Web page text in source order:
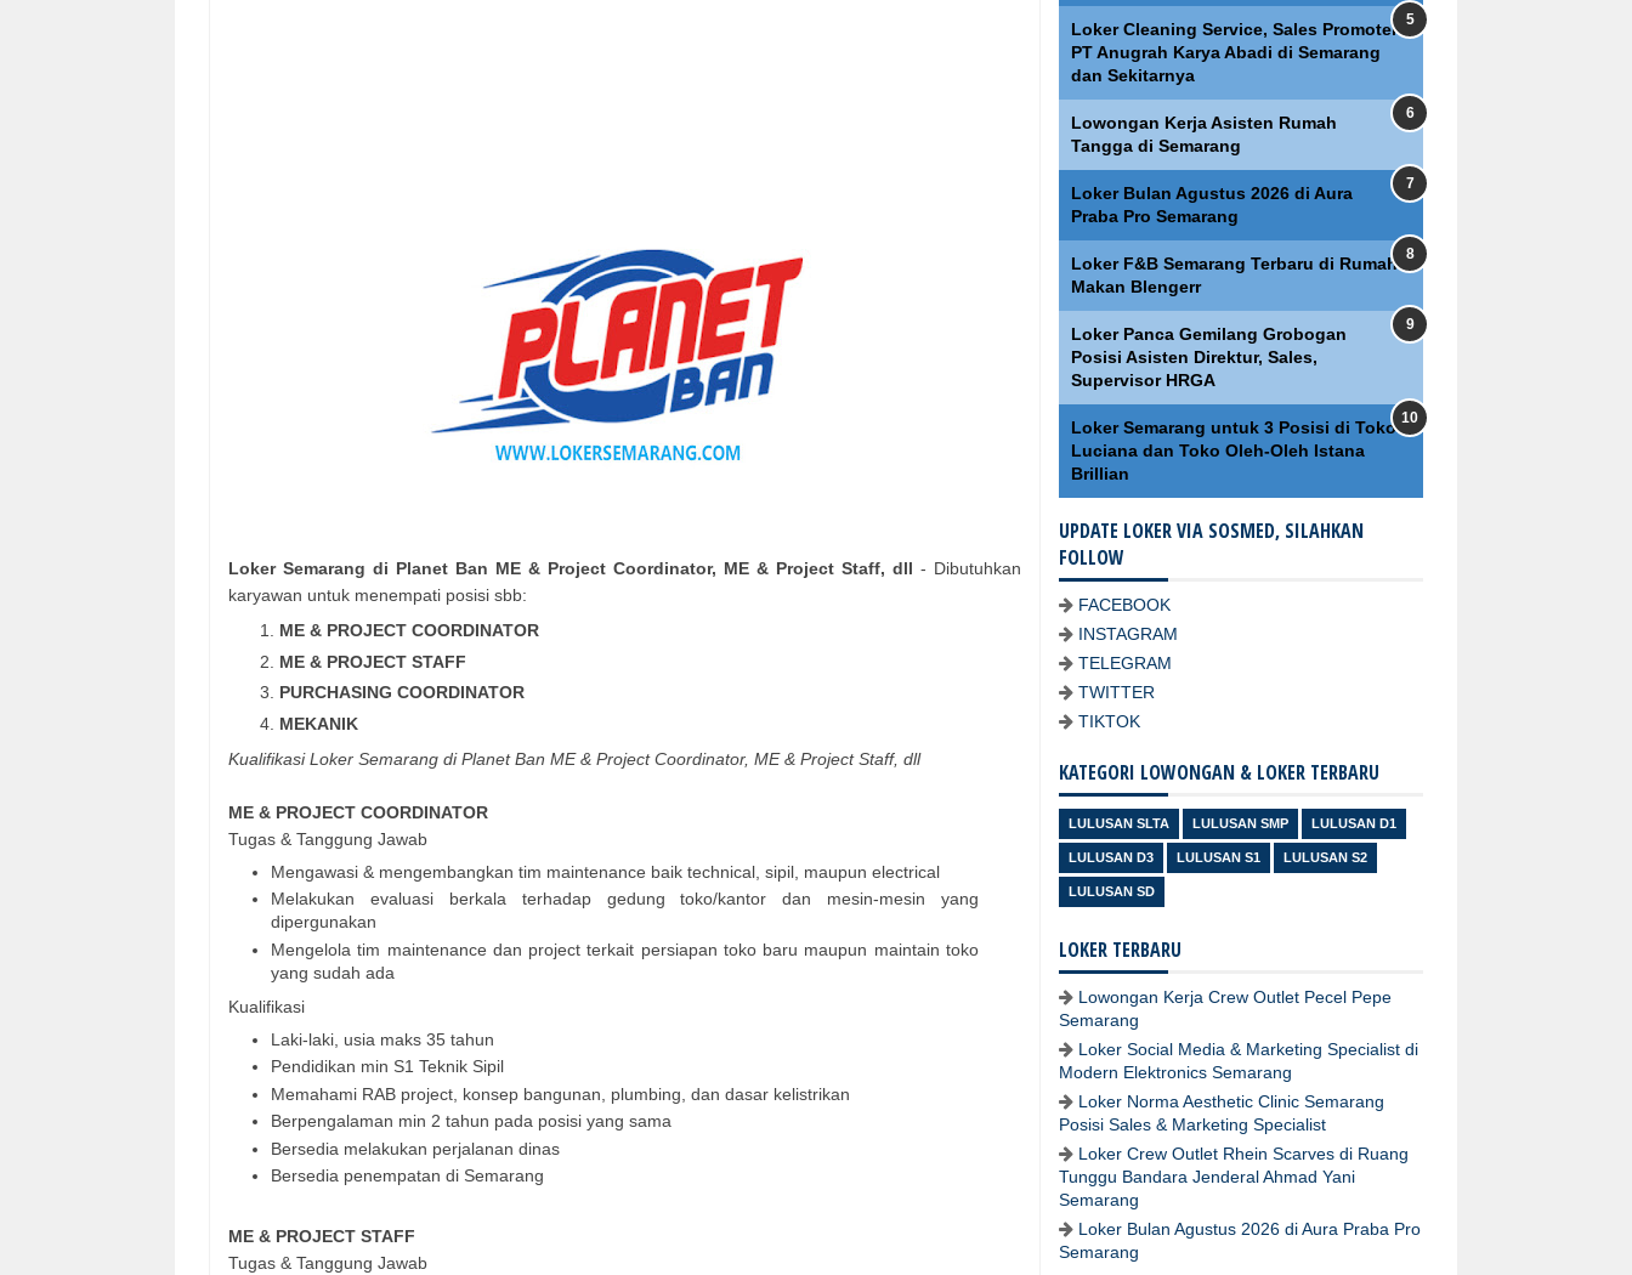
Loker Semarang di Planet Ban ME & Project Coordinator, ME & Project Staff, dll - Dibutuhkan
karyawan untuk menempati posisi sbb:
ME & PROJECT COORDINATOR
ME & PROJECT STAFF
PURCHASING COORDINATOR
MEKANIK
Kualifikasi Loker Semarang di Planet Ban ME & Project Coordinator, ME & Project Staff, dll
ME & PROJECT COORDINATOR
Tugas & Tanggung Jawab
Mengawasi & mengembangkan tim maintenance baik technical, sipil, maupun electrical
Melakukan evaluasi berkala terhadap gedung toko/kantor dan mesin-mesin yang
dipergunakan
Mengelola tim maintenance dan project terkait persiapan toko baru maupun maintain toko
yang sudah ada
Kualifikasi
Laki-laki, usia maks 35 tahun
Pendidikan min S1 Teknik Sipil
Memahami RAB project, konsep bangunan, plumbing, dan dasar kelistrikan
Berpengalaman min 2 tahun pada posisi yang sama
Bersedia melakukan perjalanan dinas
Bersedia penempatan di Semarang
ME & PROJECT STAFF
Tugas & Tanggung Jawab
Loker Cleaning Service, Sales Promoter
PT Anugrah Karya Abadi di Semarang
dan Sekitarnya
Lowongan Kerja Asisten Rumah
Tangga di Semarang
Loker Bulan Agustus 2026 di Aura
Praba Pro Semarang
Loker F&B Semarang Terbaru di Rumah
Makan Blengerr
Loker Panca Gemilang Grobogan
Posisi Asisten Direktur, Sales,
Supervisor HRGA
Loker Semarang untuk 3 Posisi di Toko
Luciana dan Toko Oleh-Oleh Istana
Brillian
UPDATE LOKER VIA SOSMED, SILAHKAN
FOLLOW
FACEBOOK
INSTAGRAM
TELEGRAM
TWITTER
TIKTOK
KATEGORI LOWONGAN & LOKER TERBARU
LULUSAN SLTA LULUSAN SMP LULUSAN D1
LULUSAN D3 LULUSAN S1 LULUSAN S2
LULUSAN SD
LOKER TERBARU
Lowongan Kerja Crew Outlet Pecel Pepe
Semarang
Loker Social Media & Marketing Specialist di
Modern Elektronics Semarang
Loker Norma Aesthetic Clinic Semarang
Posisi Sales & Marketing Specialist
Loker Crew Outlet Rhein Scarves di Ruang
Tunggu Bandara Jenderal Ahmad Yani
Semarang
Loker Bulan Agustus 2026 di Aura Praba Pro
Semarang